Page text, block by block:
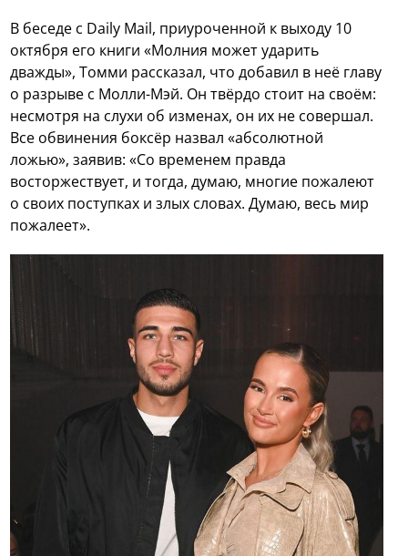
В беседе с Daily Mail, приуроченной к выходу 10
октября его книги «Молния может ударить
дважды», Томми рассказал, что добавил в неё главу
о разрыве с Молли-Мэй. Он твёрдо стоит на своём:
несмотря на слухи об изменах, он их не совершал.
Все обвинения боксёр назвал «абсолютной
ложью», заявив: «Со временем правда
восторжествует, и тогда, думаю, многие пожалеют
о своих поступках и злых словах. Думаю, весь мир
пожалеет».